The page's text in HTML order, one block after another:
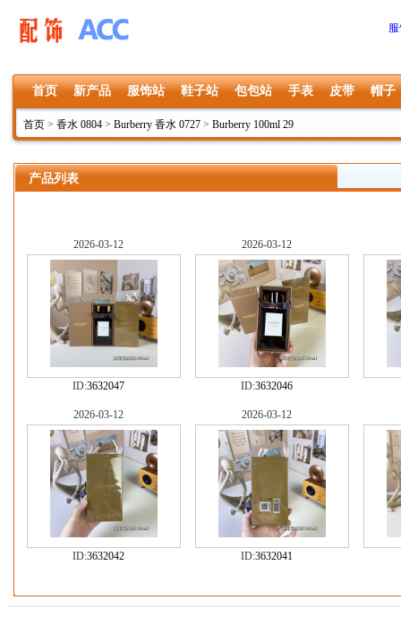
首页 新产品 服饰站 鞋子站 包包站 手表 皮带 帽子
首页 > 香水 0804 > Burberry 香水 0727 > Burberry 100ml 29
产品列表
2026-03-12
ID:3632047
2026-03-12
ID:3632046
2026-03-12
ID:3632042
2026-03-12
ID:3632041